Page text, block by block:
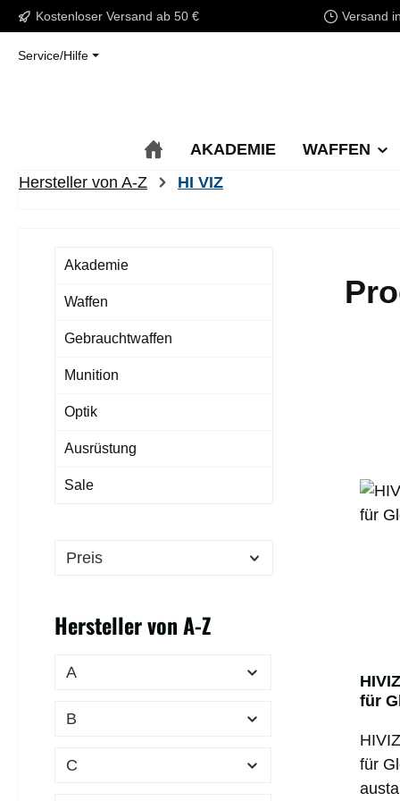
Hauptinhalt springen
Zur Suche springen
Zur Hauptnavigation springen
Kostenloser Versand ab 50 € Versand
Service/Hilfe
AKADEMIE
WAFFEN
Hersteller von A-Z
HI VIZ
Akademie
Waffen
Gebrauchtwaffen
Munition
Optik
Ausrüstung
Sale
Preis
Hersteller von A-Z
A
B
C
für
für